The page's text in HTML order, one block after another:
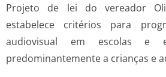
Projeto de lei do vereador
estabelece critérios para
audiovisual em escolas e
predominantemente a crianças e